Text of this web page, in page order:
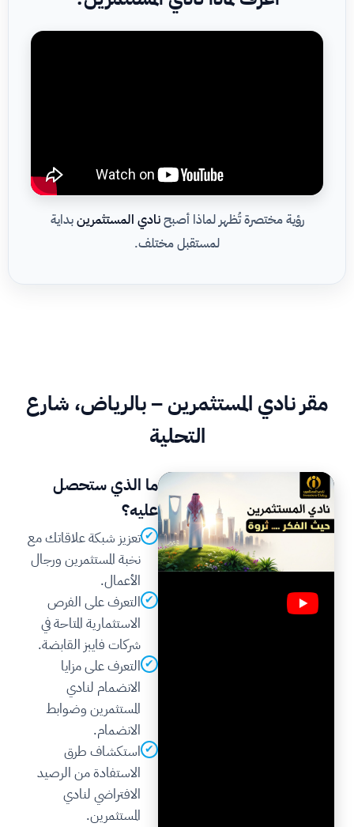
رؤية مختصرة تُظهر لماذا أصبحنادي المستثمرينبداية
لمستقبل مختلف.
مقر نادي المستثمرين – بالرياض، شارع
التحلية
ما الذي ستحصل
عليه؟
✔ تعزيز شبكة علاقاتك مع
نخبة المستثمرين ورجال
الأعمال.
✔ التعرف على الفرص
الاستثمارية المتاحة في
شركات فايبز القابضة.
✔ التعرف على مزايا
الانضمام لنادي
المستثمرين وضوابط
الانضمام.
✔ استكشاف طرق
الاستفادة من الرصيد
الافتراضي لنادي
المستثمرين.